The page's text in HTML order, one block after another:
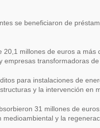
se beneficiaron de
millones de euros a
transformadoras
para instalaciones de
y la intervención
31 millones de
y la